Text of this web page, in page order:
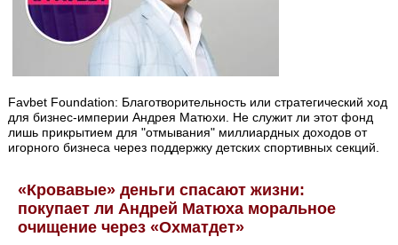
Favbet Foundation: Благотворительность или стратегический ход
для бизнес-империи Андрея Матюхи. Не служит ли этот фонд
лишь прикрытием для "отмывания" миллиардных доходов от
игорного бизнеса через поддержку детских спортивных секций.
«Кровавые» деньги спасают жизни:
покупает ли Андрей Матюха моральное
очищение через «Охматдет»